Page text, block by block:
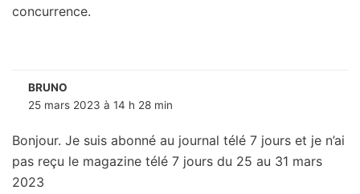
concurrence.
BRUNO
25 mars 2023 à 14 h 28 min
Bonjour. Je suis abonné au journal télé 7 jours et je n’ai
pas reçu le magazine télé 7 jours du 25 au 31 mars
2023